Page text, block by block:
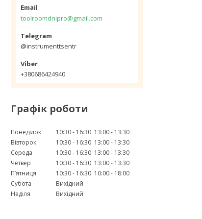
toolroomdnipro@gmail.com
@instrumenttsentr
+380686424940
Графік роботи
Понеділок 10:30 16:30 13:00
13:30
Вівторок
10:30 16:30 13:00
13:30
Середа
10:30 16:30 13:00
13:30
Четвер
10:30 16:30 13:00
13:30
Пʼятниця
10:30 16:30 10:00
18:00
Субота
Вихідний
Неділя
Вихідний